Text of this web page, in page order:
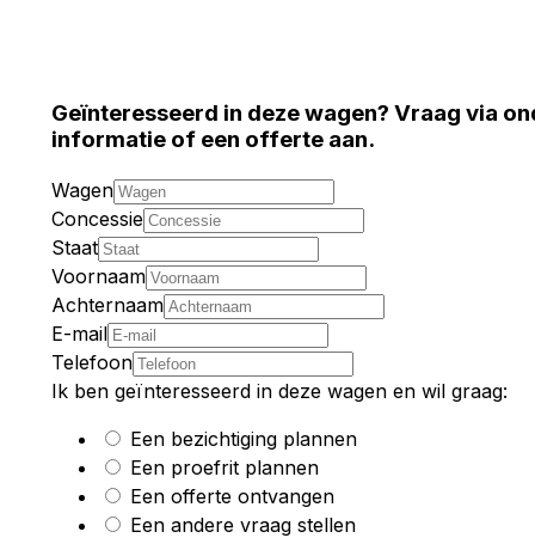
Geïnteresseerd in deze wagen? Vraag via
informatie of een offerte aan.
Wagen
Concessie
Staat
Voornaam
Achternaam
E-mail
Telefoon
Ik ben geïnteresseerd in deze wagen en wil graag:
Een bezichtiging plannen
Een proefrit plannen
Een offerte ontvangen
Een andere vraag stellen